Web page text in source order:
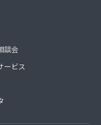
談会
ービス